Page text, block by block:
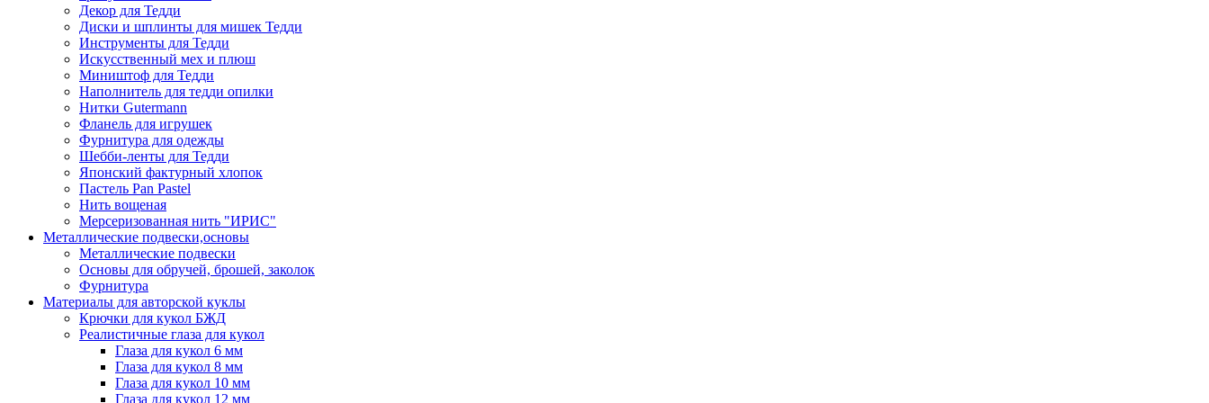
Декор для Тедди
Диски и шплинты для мишек Тедди
Инструменты для Тедди
Искусственный мех и плюш
Миништоф для Тедди
Наполнитель для тедди опилки
Нитки Gutermann
Фланель для игрушек
Фурнитура для одежды
Шебби-ленты для Тедди
Японский фактурный хлопок
Пастель Pan Pastel
Нить вощеная
Мерсеризованная нить "ИРИС"
Металлические подвески,основы
Металлические подвески
Основы для обручей, брошей, заколок
Фурнитура
Материалы для авторской куклы
Крючки для кукол БЖД
Реалистичные глаза для кукол
Глаза для кукол 6 мм
Глаза для кукол 8 мм
Глаза для кукол 10 мм
Глаза для кукол 12 мм